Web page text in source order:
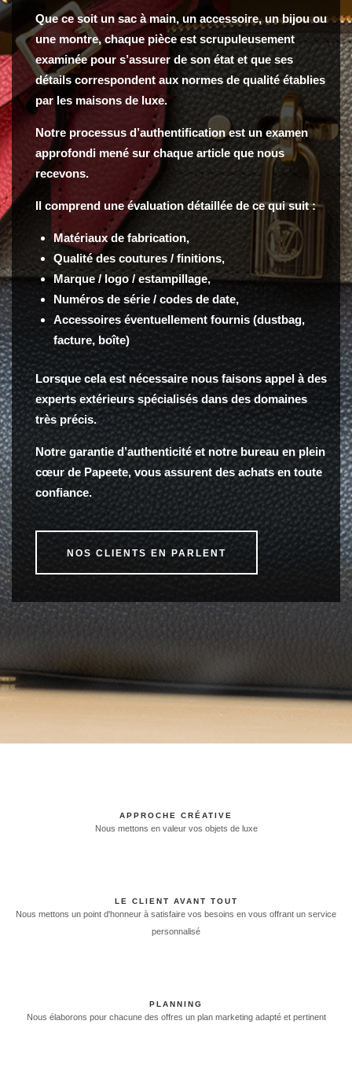
Que ce soit un sac à main, un accessoire, un bijou ou
une montre, chaque pièce est scrupuleusement
examinée pour s’assurer de son état et que ses
détails correspondent aux normes de qualité établies
par les maisons de luxe.
Notre processus d’authentification est un examen
approfondi mené sur chaque article que nous
recevons.
Il comprend une évaluation détaillée de ce qui suit :
Matériaux de fabrication,
Qualité des coutures / finitions,
Marque / logo / estampillage,
Numéros de série / codes de date,
Accessoires éventuellement fournis (dustbag,
facture, boîte)
Lorsque cela est nécessaire nous faisons appel à des
experts extérieurs spécialisés dans des domaines
très précis.
Notre garantie d’authenticité et notre bureau en plein
cœur de Papeete, vous assurent des achats en toute
confiance.
NOS CLIENTS EN PARLENT
APPROCHE CRÉATIVE
Nous mettons en valeur vos objets de luxe
LE CLIENT AVANT TOUT
Nous mettons un point d'honneur à satisfaire vos besoins en vous offrant un service
personnalisé
PLANNING
Nous élaborons pour chacune des offres un plan marketing adapté et pertinent